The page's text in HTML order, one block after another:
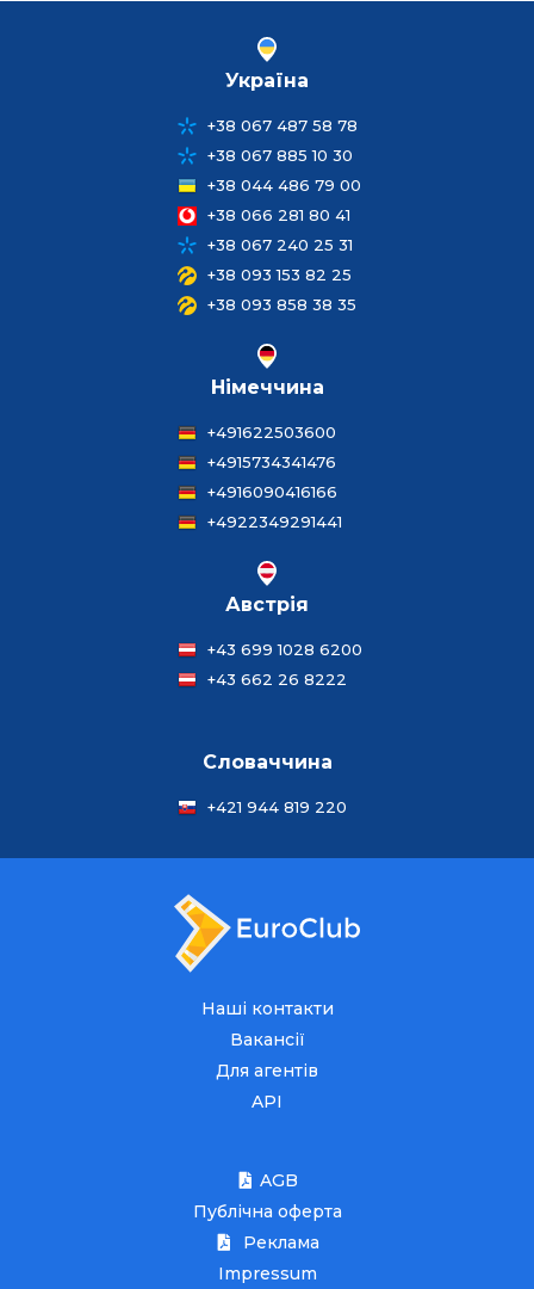
Україна
+38 067 487 58 78
+38 067 885 10 30
+38 044 486 79 00
+38 066 281 80 41
+38 067 240 25 31
+38 093 153 82 25
+38 093 858 38 35
Німеччина
+491622503600
+4915734341476
+4916090416166
+4922349291441
Австрія
+43 699 1028 6200
+43 662 26 8222
Словаччина
+421 944 819 220
Наші контакти
Вакансії
Для агентів
API
AGB
Публічна оферта
Реклама
Impressum